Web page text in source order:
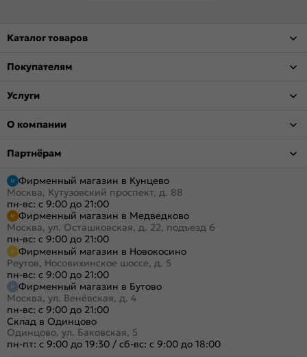
Каталог товаров
Покупателям
Услуги
О компании
Партнёрам
Фирменный магазин в Кунцево
Москва, Кутузовский проспект, д. 88
пн-вс: с 9:00 до 21:00
Фирменный магазин в Медведково
Москва, ул. Осташковская, д. 22, подъезд 6
пн-вс: с 9:00 до 21:00
Фирменный магазин в Новокосино
Реутов, Носовихинское шоссе, д. 5
пн-вс: с 9:00 до 21:00
Фирменный магазин в Бутово
Москва, ул. Венёвская, д. 4
пн-вс: с 9:00 до 21:00
Склад в Одинцово
Одинцово, ул. Баковская, 5
пн-пт: с 9:00 до 19:30 / сб-вс: с 9:00 до 18:00